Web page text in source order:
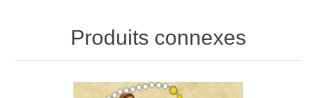
Produits connexes